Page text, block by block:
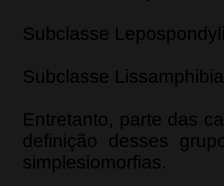
Subclasse
Subclasse
Entretanto, parte das
definição desses
simplesiomorfias.